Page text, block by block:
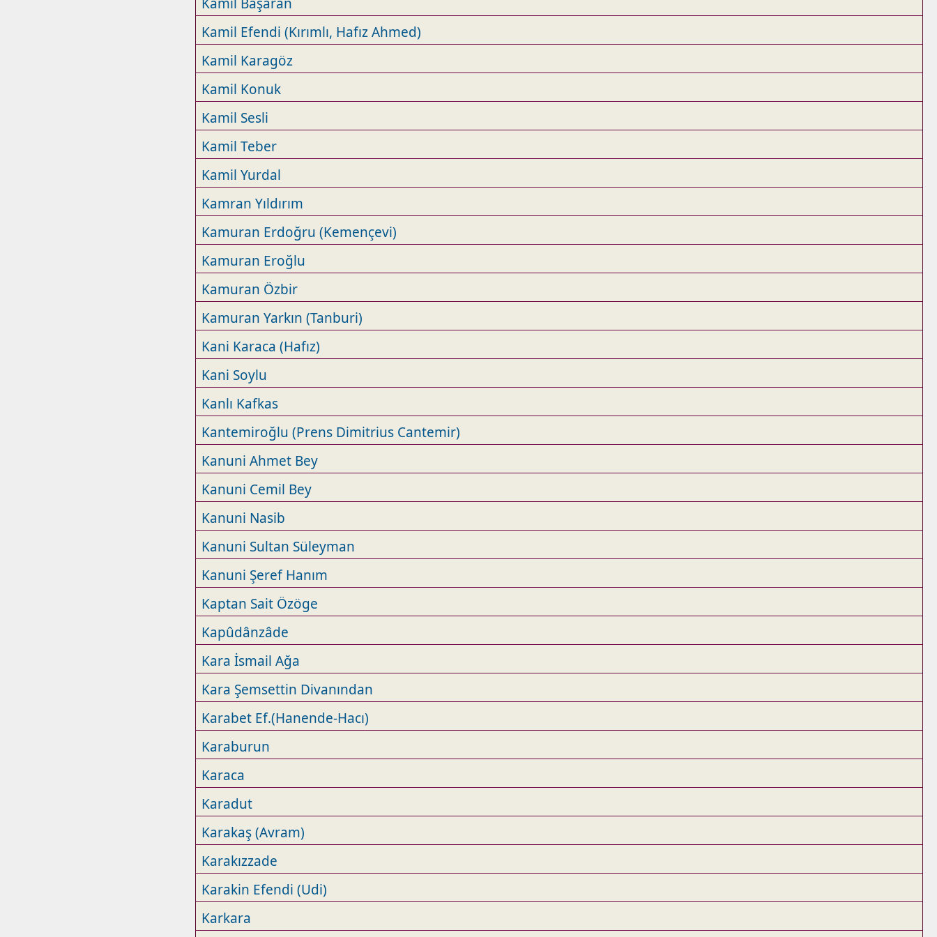
Kamil Efendi (Kırımlı, Hafız Ahmed)
Kamil Karagöz
Kamil Konuk
Kamil Sesli
Kamil Teber
Kamil Yurdal
Kamran Yıldırım
Kamuran Erdoğru (Kemençevi)
Kamuran Eroğlu
Kamuran Özbir
Kamuran Yarkın (Tanburi)
Kani Karaca (Hafız)
Kani Soylu
Kanlı Kafkas
Kantemiroğlu (Prens Dimitrius Cantemir)
Kanuni Ahmet Bey
Kanuni Cemil Bey
Kanuni Nasib
Kanuni Sultan Süleyman
Kanuni Şeref Hanım
Kaptan Sait Özöge
Kapûdânzâde
Kara İsmail Ağa
Kara Şemsettin Divanından
Karabet Ef.(Hanende-Hacı)
Karaburun
Karaca
Karadut
Karakaş (Avram)
Karakızzade
Karakin Efendi (Udi)
Karkara